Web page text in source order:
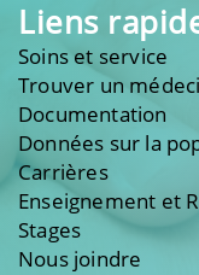
Liens
Soins et service
Trouver un
Documentation
Données sur la
Carrières
Enseignement et
Stages
Nous joindre